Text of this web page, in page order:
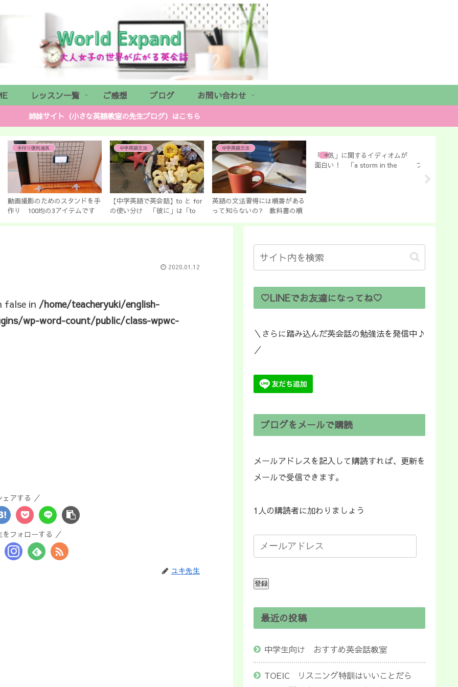
レッスン一覧 ご感想 ブログ お問い合わせ
姉妹サイト（小さな英語教室の先生ブログ）はこちら
中学英語文法
英語の文法習得には順番がある
って知らないの? 教科書の順
中学英語文法
「天気」に関するイディオムが
面白い！ 「a storm in the
英語学習アプリ
【英語学習アプリ】スタディサ
プリ6種類をチェック！無料も
TOEIC
TOEIC、自分は何点ぐらい？
Z会のレベルチェックを紹介し
め ずっ
休校の間
2020.01.12
false in /home/teacheryuki/english-
wp-word-count/public/class-wpwc-
ェアする
フォローする
ユキ先生
♡LINEでお友達になってね♡
＼さらに踏み込んだ英会話の勉強法を発信中♪
／
ブログをメールで購読
メールアドレスを記入して購読すれば、更新を
メールで受信できます。
1人の購読者に加わりましょう
登録
最近の投稿
中学生向け おすすめ英会話教室
TOEIC リスニング特訓はいいことだら